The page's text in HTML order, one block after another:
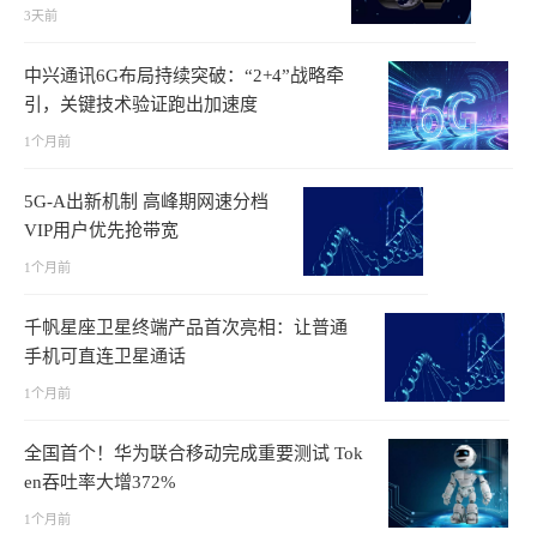
3天前
中兴通讯6G布局持续突破：“2+4”战略牵
引，关键技术验证跑出加速度
1个月前
5G-A出新机制 高峰期网速分档
VIP用户优先抢带宽
1个月前
千帆星座卫星终端产品首次亮相：让普通
手机可直连卫星通话
1个月前
全国首个！华为联合移动完成重要测试 Tok
en吞吐率大增372%
1个月前